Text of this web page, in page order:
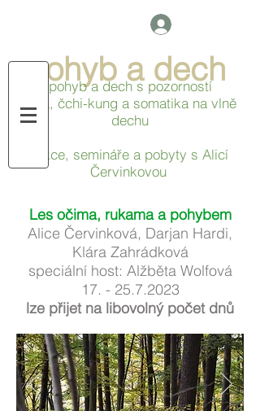
pohyb a dech
pohyb a dech s pozorností
jóga, čchi-kung a somatika na vlně
dechu
lekce, semináře a pobyty s Alicí
Červinkovou
Les očima, rukama a pohybem
Alice Červinková, Darjan Hardi,
Klára Zahrádková
speciální host: Alžběta Wolfová
17. - 25.7.2023
lze přijet na libovolný počet dnů